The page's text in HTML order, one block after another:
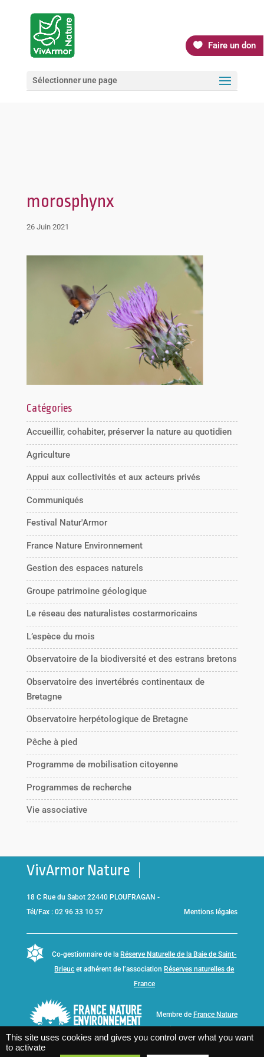
Faire un don
Sélectionner une page
morosphynx
26 Juin 2021
Catégories
Accueillir, cohabiter, préserver la nature au quotidien
Agriculture
Appui aux collectivités et aux acteurs privés
Communiqués
Festival Natur'Armor
France Nature Environnement
Gestion des espaces naturels
Groupe patrimoine géologique
Le réseau des naturalistes costarmoricains
L’espèce du mois
Observatoire de la biodiversité et des estrans bretons
Observatoire des invertébrés continentaux de
Bretagne
Observatoire herpétologique de Bretagne
Pêche à pied
Programme de mobilisation citoyenne
Programmes de recherche
Vie associative
VivArmor Nature
18 C Rue du Sabot 22440 PLOUFRAGAN -
Tél/Fax : 02 96 33 10 57
Mentions légales
Co-gestionnaire de la Réserve Naturelle de la Baie de Saint-
Brieuc et adhérent de l’association Réserves naturelles de
France
Membre de France Nature
This site uses cookies and gives you control over what you want
to activate